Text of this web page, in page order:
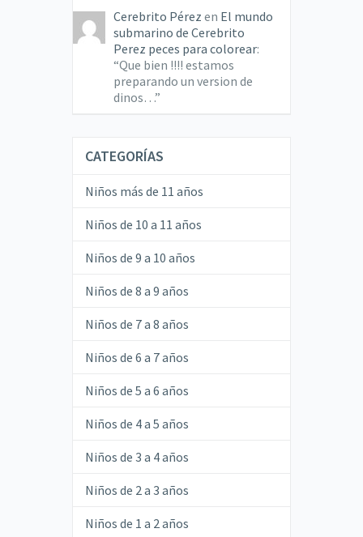
Cerebrito Pérez en El mundo
submarino de Cerebrito
Perez peces para colorear:
“Que bien !!!! estamos
preparando un version de
dinos… ”
CATEGORÍAS
Niños más de 11 años
Niños de 10 a 11 años
Niños de 9 a 10 años
Niños de 8 a 9 años
Niños de 7 a 8 años
Niños de 6 a 7 años
Niños de 5 a 6 años
Niños de 4 a 5 años
Niños de 3 a 4 años
Niños de 2 a 3 años
Niños de 1 a 2 años